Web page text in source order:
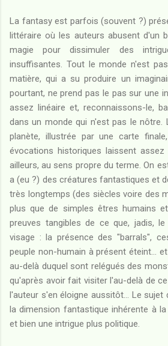
La fantasy est parfois (souvent ?)
littéraire où les auteurs abusent d'un
magie pour dissimuler des
insuffisantes. Tout le monde n'est
matière, qui a su produire un
pourtant, ne prend pas le pas sur une
assez linéaire et, reconnaissons-le,
dans un monde qui n'est pas le nôtre.
planète, illustrée par une carte
évocations historiques laissent
ailleurs, au sens propre du terme. On
a (eu ?) des créatures fantastiques et
très longtemps (des siècles voire des
plus que de simples êtres humains
preuves tangibles de ce que, jadis,
visage : la présence des "barrals",
peuple non-humain à présent éteint...
au-delà duquel sont relégués des
qu'après avoir fait visiter l'au-delà de
l'auteur s'en éloigne aussitôt... Le sujet
la dimension fantastique inhérente à
et bien une intrigue plus politique.